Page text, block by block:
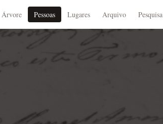
Árvore Pessoas Lugares Arquivo Pesquisa